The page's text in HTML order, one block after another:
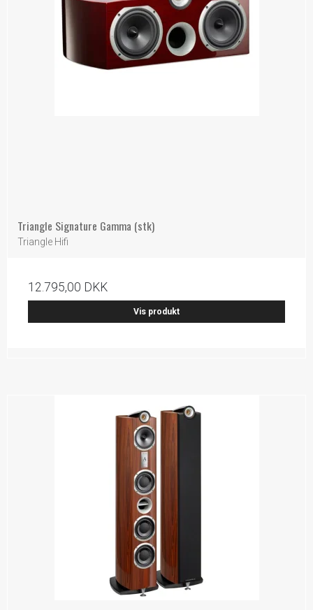
Triangle Signature Gamma (stk)
Triangle Hifi
12.795,00 DKK
Vis produkt